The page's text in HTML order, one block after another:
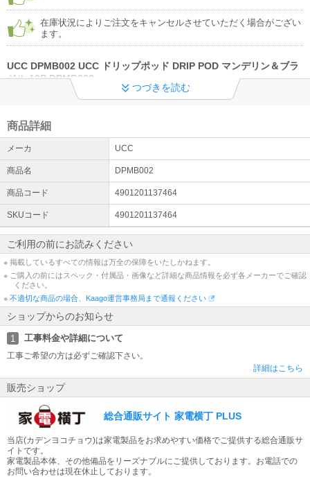
在庫状況によりご注文をキャンセルさせていただく場合がござい
ます。
UCC DPMB002 UCC ドリップポッド DRIP POD マンデリン＆ブラ
ジル 12P DPMB002
■アジアと南米のコラボレーションブレンド。大地のような香りと力強い味わ
い。
■1Pサイズ
■1P重量
※商品の詳細はメーカーページにてご確認ください。
【ご注文前にご確認ください。】
・発送後のキャンセルはお受けできません。
・お客様都合による「返品 交換」は行っておりません。
・仕様変更などにより、内容が一部と異なる場合があります。予めご了承くだ
さい。
・モニター環境により、実際の商品の色合いと多少異なってみえる場合があり
ます。ご注意ください。
※記載は商品仕様の一部です。
仕様説明不足等の理由での返品はできません。
また、いかなる理由であっても開封後・使用後のキャンセルは固くお断りいた
します。
仕様説明については当店ではご回答できかねます。
ごく稀に記載ミスがある場合もございますため、ご注文前に必ずメーカーHPに
てご確認下さい。
※こちらの商品は、初期不良対応外となっております。 万が一初期不良が発生
した場合はお手数ですがメーカーサポート窓口までお問い合わせをお願いいた
します。
予めご了承ください。
※他店舗でも販売中の為、予告なく在庫切れとなる場合がございます。
※大量注文の場合ご注文をキャンセルさせていただく場合がございます。
つづきを読む
商品詳細
メーカ UCC
商品名 DPMB002
商品コード 4901201137464
SKUコード 4901201137464
ご利用の前にお読みください
※ 掲載しているすべての情報は万全の保障をいたしかねます。
※ ご購入の前にはスペック・付属品・画像など詳細な商品情報を必ず各メーカーでご確認
ください。
※ 不適切な商品の場合、Kaago運営事務局まで通報ください
ショップからのお知らせ
1 工事料金や詳細について
工事ご希望の方は必ずご確認下さい。
詳細はこちら
販売ショップ
総合通販サイト 家電横丁 PLUS
当店(カデンヨコチョウ)は家電製品をお求めやすい価格でご提供する総合通販サ
イトです。
家電製品本体、その他備品をリーズナブルにご提供しております。お電話での
お問い合わせは現在休止しております。